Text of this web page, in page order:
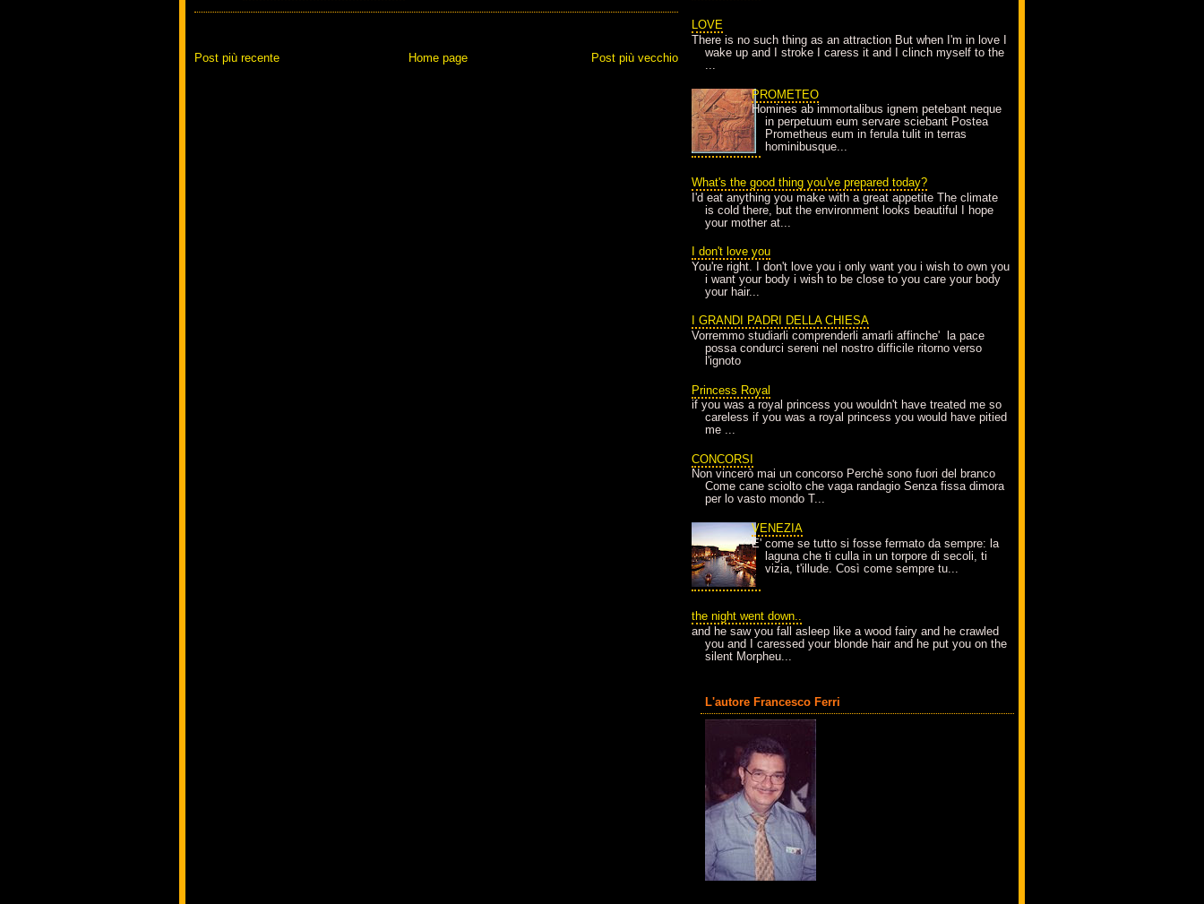
Post più recente Post più vecchio
Home page
LOVE
There is no such thing as an attraction But when I'm in love I
wake up and I stroke I caress it and I clinch myself to the
...
PROMETEO
Homines ab immortalibus ignem petebant neque
in perpetuum eum servare sciebant Postea
Prometheus eum in ferula tulit in terras
hominibusque...
What's the good thing you've prepared today?
I'd eat anything you make with a great appetite The climate
is cold there, but the environment looks beautiful I hope
your mother at...
I don't love you
You're right. I don't love you i only want you i wish to own you
i want your body i wish to be close to you care your body
your hair...
I GRANDI PADRI DELLA CHIESA
Vorremmo studiarli comprenderli amarli affinche' la pace
possa condurci sereni nel nostro difficile ritorno verso
l'ignoto
Princess Royal
if you was a royal princess you wouldn't have treated me so
careless if you was a royal princess you would have pitied
me ...
CONCORSI
Non vincerò mai un concorso Perchè sono fuori del branco
Come cane sciolto che vaga randagio Senza fissa dimora
per lo vasto mondo T...
VENEZIA
E' come se tutto si fosse fermato da sempre: la
laguna che ti culla in un torpore di secoli, ti
vizia, t'illude. Così come sempre tu...
the night went down..
and he saw you fall asleep like a wood fairy and he crawled
you and I caressed your blonde hair and he put you on the
silent Morpheu...
L'autore Francesco Ferri